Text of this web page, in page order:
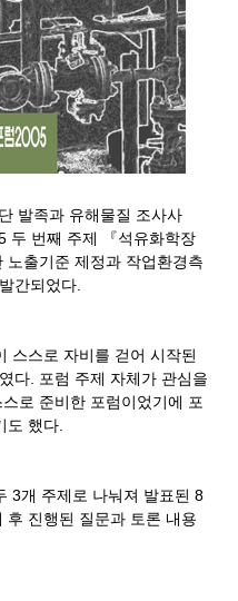
발족과 유해물질 조사사
두 번째 주제 『석유화학장
출기준 제정과 작업환경측
간되었다.
스스로 자비를 걷어 시작된
다. 포럼 주제 자체가 관심을
로 준비한 포럼이었기에 포
도 했다.
3개 주제로 나눠져 발표된 8
후 진행된 질문과 토론 내용